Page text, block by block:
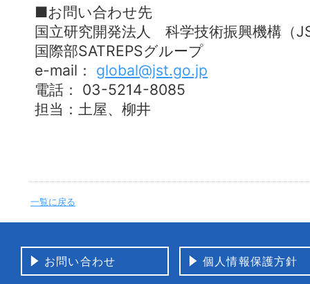
■お問い合わせ先
国立研究開発法人 科学技術振興機構（
国際部SATREPSグループ
e-mail： global@jst.go.jp
電話： 03-5214-8085
担当：土屋、柳井
一覧に戻る
お問い合わせ 個人情報保護方針